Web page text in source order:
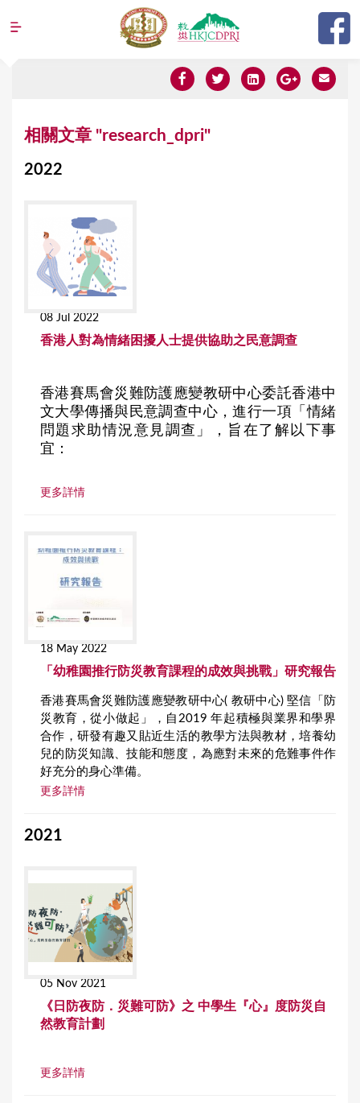
Jump to navigation
相關文章 "research_dpri"
2022
08 Jul 2022
香港人對為情緒困擾人士提供協助之民意調查
香港賽馬會災難防護應變教研中心委託香港中
文大學傳播與民意調查中心，進行一項「情緒
問題求助情況意見調查」，旨在了解以下事
宜：
更多詳情
18 May 2022
「幼稚園推行防災教育課程的成效與挑戰」研究報告
香港賽馬會災難防護應變教研中心( 教研中心) 堅信「防
災教育，從小做起」，自2019 年起積極與業界和學界
合作，研發有趣又貼近生活的教學方法與教材，培養幼
兒的防災知識、技能和態度，為應對未來的危難事件作
好充分的身心準備。
更多詳情
2021
05 Nov 2021
《日防夜防．災難可防》之 中學生『心』度防災自
然教育計劃
更多詳情